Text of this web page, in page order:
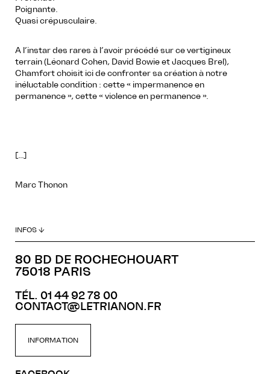
Poignante.
Quasi crépusculaire.
A l’instar des rares à l’avoir précédé sur ce vertigineux
terrain (Léonard Cohen, David Bowie et Jacques Brel),
Chamfort choisit ici de confronter sa création à notre
inéluctable condition : cette « impermanence en
permanence », cette « violence en permanence ».
[…]
Marc Thonon
INFOS ↓
80 BD DE ROCHECHOUART
75018 PARIS
TÉL. 01 44 92 78 00
CONTACT@LETRIANON.FR
INFORMATION